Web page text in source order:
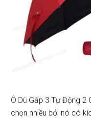
Ô Dù Gấp 3 Tự Động 2
chọn nhiều bởi nó có